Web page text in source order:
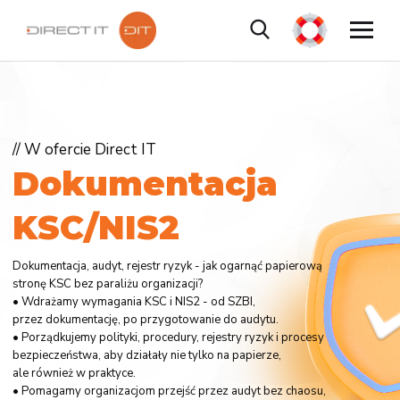
Dokumentacja
KSC/NIS2
Dokumentacja, audyt, rejestr ryzyk - jak ogarnąć papierową
stronę KSC bez paraliżu organizacji?
• Wdrażamy wymagania KSC i NIS2 - od SZBI,
przez dokumentację, po przygotowanie do audytu.
• Porządkujemy polityki, procedury, rejestry ryzyk i procesy
bezpieczeństwa, aby działały nie tylko na papierze,
ale również w praktyce.
• Pomagamy organizacjom przejść przez audyt bez chaosu,
// W ofercie Direct IT